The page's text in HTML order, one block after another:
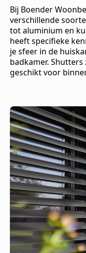
Bij Boender
verschillende
tot aluminium en
heeft specifieke
je sfeer in de
badkamer.
geschikt voor